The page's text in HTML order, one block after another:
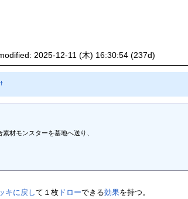
2025-12-11 (木) 16:30:54 (237d)
†
材モンスターを墓地へ送り、
キに戻して１枚 ドローできる効果を持つ。